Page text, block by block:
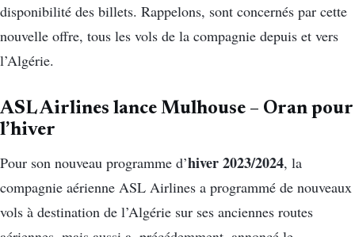
disponibilité des billets. Rappelons, sont concernés par cette
nouvelle offre, tous les vols de la compagnie depuis et vers
l’Algérie.
ASL Airlines lance Mulhouse – Oran pour
l’hiver
Pour son nouveau programme d’hiver 2023/2024, la
compagnie aérienne ASL Airlines a programmé de nouveaux
vols à destination de l’Algérie sur ses anciennes routes